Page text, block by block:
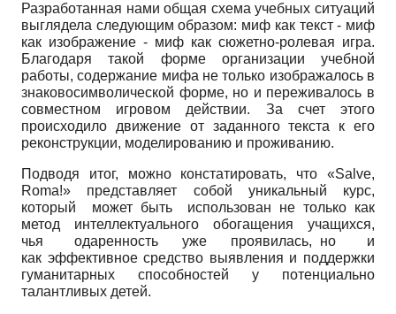
Разработанная нами общая схема учебных ситуаций
выглядела следующим образом: миф как текст - миф
как изображение - миф как сюжетно-ролевая игра.
Благодаря такой форме организации учебной
работы, содержание мифа не только изображалось в
знаково­символической форме, но и переживалось в
совместном игровом действии. За счет этого
происходило движение от заданного текста к его
реконструкции, моделированию и проживанию.
Подводя итог, можно констатировать, что «Salve,
Roma!» представляет собой уникальный курс,
который может быть использован не только как
метод интеллектуального обогащения учащихся,
чья одаренность уже проявилась, но и
как эффективное средство выявления и поддержки
гуманитарных способностей у потенциально
талантливых детей.